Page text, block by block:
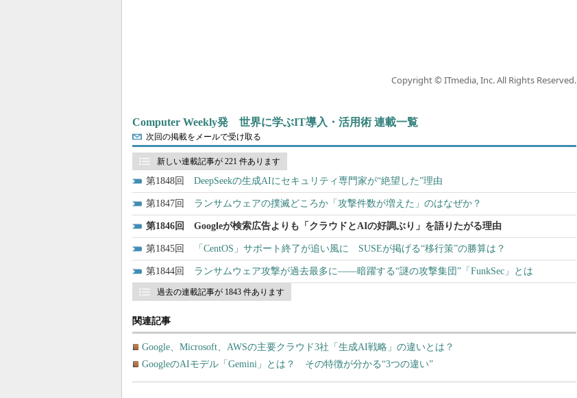
Copyright © ITmedia, Inc. All Rights Reserved.
Computer Weekly発 世界に学ぶIT導入・活用術 連載一覧
次回の掲載をメールで受け取る
新しい連載記事が 221 件あります
1848 DeepSeekの生成AIにセキュリティ専門家が“絶望した”理由
1847 ランサムウェアの撲滅どころか「攻撃件数が増えた」のはなぜか？
1846 Googleが検索広告よりも「クラウドとAIの好調ぶり」を語りたがる理由
1845 「CentOS」サポート終了が追い風に SUSEが掲げる“移行策”の勝算は？
1844 ランサムウェア攻撃が過去最多に――暗躍する“謎の攻撃集団”「FunkSec」とは
過去の連載記事が 1843 件あります
関連記事
Google、Microsoft、AWSの主要クラウド3社「生成AI戦略」の違いとは？
GoogleのAIモデル「Gemini」とは？ その特徴が分かる“3つの違い”